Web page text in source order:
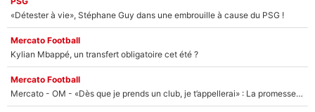
«Détester à vie», Stéphane Guy dans une embrouille à cause du PSG !
Mercato Football
Kylian Mbappé, un transfert obligatoire cet été ?
Mercato Football
Mercato - OM - «Dès que je prends un club, je t’appellerai» : La promesse de Marcelino au moment de claquer la porte